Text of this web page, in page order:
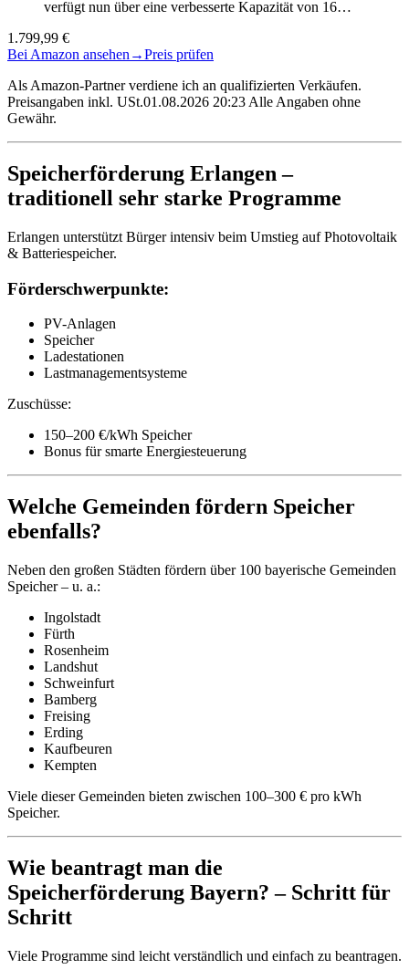
verfügt nun über eine verbesserte Kapazität von 16…
1.799,99 €
Bei Amazon ansehen →Preis prüfen
Als Amazon-Partner verdiene ich an qualifizierten Verkäufen.
Preisangaben inkl. USt.01.08.2026 20:23 Alle Angaben ohne
Gewähr.
Speicherförderung Erlangen –
traditionell sehr starke Programme
Erlangen unterstützt Bürger intensiv beim Umstieg auf Photovoltaik
& Batteriespeicher.
Förderschwerpunkte:
PV-Anlagen
Speicher
Ladestationen
Lastmanagementsysteme
Zuschüsse:
150–200 €/kWh Speicher
Bonus für smarte Energiesteuerung
Welche Gemeinden fördern Speicher
ebenfalls?
Neben den großen Städten fördern über 100 bayerische Gemeinden
Speicher – u. a.:
Ingolstadt
Fürth
Rosenheim
Landshut
Schweinfurt
Bamberg
Freising
Erding
Kaufbeuren
Kempten
Viele dieser Gemeinden bieten zwischen 100–300 € pro kWh
Speicher.
Wie beantragt man die
Speicherförderung Bayern? – Schritt für
Schritt
Viele Programme sind leicht verständlich und einfach zu beantragen.